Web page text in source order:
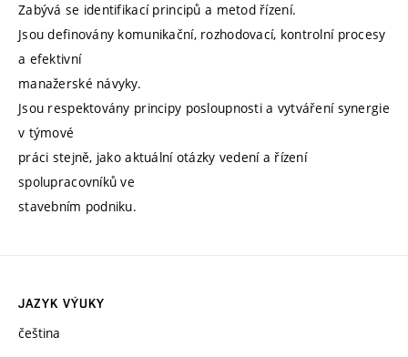
Zabývá se identifikací principů a metod řízení.
Jsou definovány komunikační, rozhodovací, kontrolní procesy
a efektivní
manažerské návyky.
Jsou respektovány principy posloupnosti a vytváření synergie
v týmové
práci stejně, jako aktuální otázky vedení a řízení
spolupracovníků ve
stavebním podniku.
JAZYK VÝUKY
čeština